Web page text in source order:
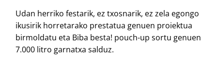
Udan herriko festarik, ez txosnarik, ez zela egongo
ikusirik horretarako prestatua genuen proiektua
birmoldatu eta Biba besta! pouch-up sortu genuen
7.000 litro garnatxa salduz.